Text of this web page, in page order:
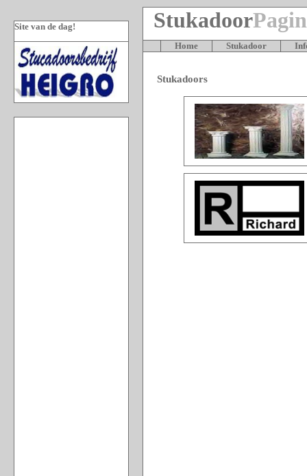
Site van de dag! Stukadoor
Home Stukadoor
Stukadoors